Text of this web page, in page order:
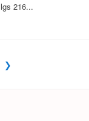
216...